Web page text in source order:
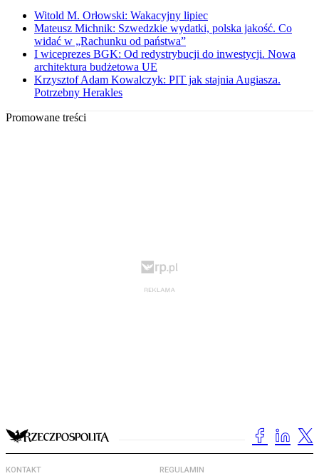
Witold M. Orłowski: Wakacyjny lipiec
Mateusz Michnik: Szwedzkie wydatki, polska jakość. Co
widać w „Rachunku od państwa”
I wiceprezes BGK: Od redystrybucji do inwestycji. Nowa
architektura budżetowa UE
Krzysztof Adam Kowalczyk: PIT jak stajnia Augiasza.
Potrzebny Herakles
Promowane treści
KONTAKT REGULAMIN